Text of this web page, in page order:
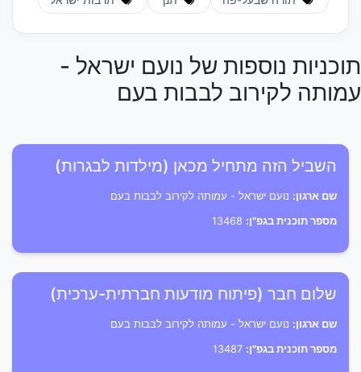
תוכניות נוספות של נועם ישראל -
עמותה לקירוב לבבות בעם
השביל הזה מתחיל מכאן (מילדות לבגרות)
שם ארגון: נועם ישראל - עמותה לקירוב לבבות בעם
מספר תוכנית בגפ"ן:
שלום חבר (פיתוח מודעות חברתית-ערכית)
שם ארגון: נועם ישראל - עמותה לקירוב לבבות בעם
מספר תוכנית בגפ"ן: